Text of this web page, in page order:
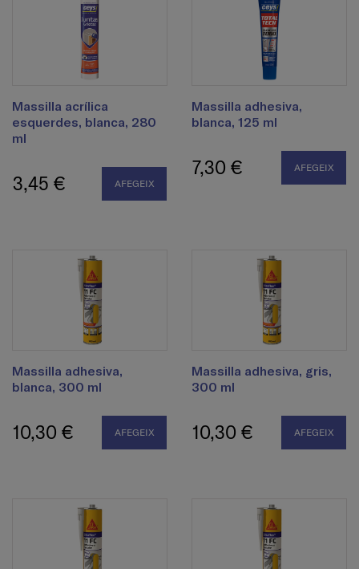
Massilla acrílica
esquerdes, blanca, 280
ml
3,45 € AFEGEIX
Massilla adhesiva,
blanca, 125 ml
7,30 € AFEGEIX
Massilla adhesiva,
blanca, 300 ml
10,30 € AFEGEIX
Massilla adhesiva, gris,
300 ml
10,30 € AFEGEIX